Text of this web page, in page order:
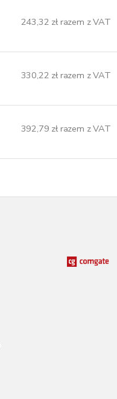
243,32 zł razem z VAT
330,22 zł razem z VAT
392,79 zł razem z VAT